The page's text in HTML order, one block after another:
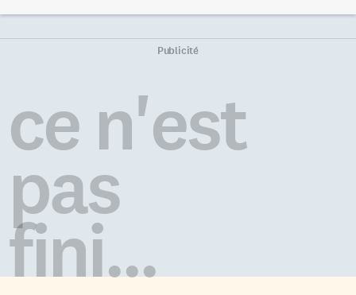
serait pas possible. Elle est
soumise à des fluctuations
commençait à s’amenuiser
dangereusement, au-dessus de
l’Antarctique: c’est ce qu’on a
appelé «le […]
années. La «conversation»
pourrait inclure des décisions à
prendre sur le testament, les
chercheurs interrogés par le
New Scientist. Une quarantaine
de volontaires de plus […]
Publicité
ce n'est
pas
fini...